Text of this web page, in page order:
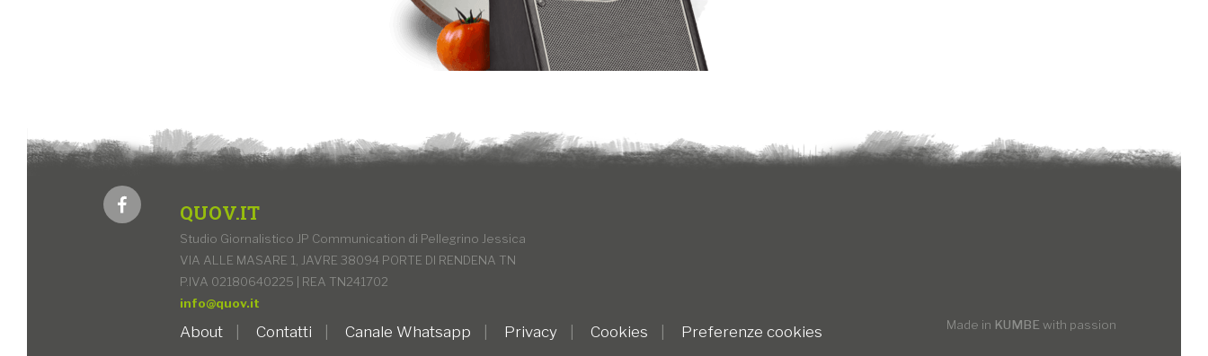
QUOV.IT
Studio Giornalistico JP Communication di Pellegrino Jessica
VIA ALLE MASARE 1, JAVRE 38094 PORTE DI RENDENA TN
P.IVA 02180640225 | REA TN241702
info@quov.it
Made in KUMBE with passion
About Contatti Canale Whatsapp Privacy Cookies Preferenze cookies